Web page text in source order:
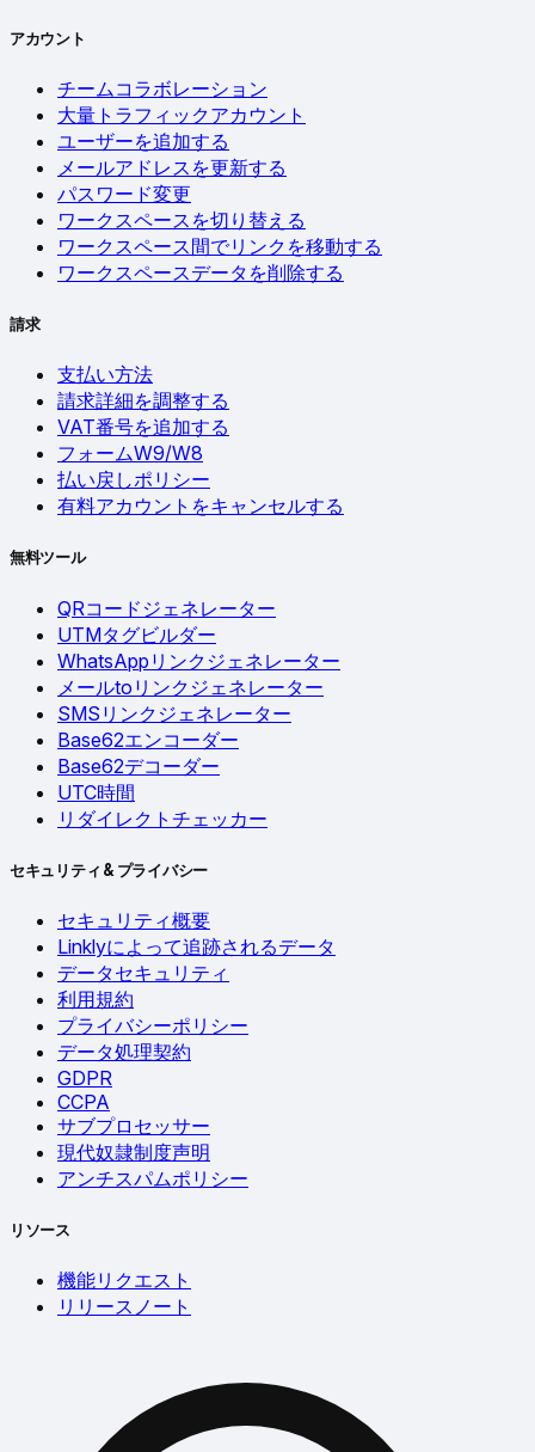
アカウント
チームコラボレーション
大量トラフィックアカウント
ユーザーを追加する
メールアドレスを更新する
パスワード変更
ワークスペースを切り替える
ワークスペース間でリンクを移動する
ワークスペースデータを削除する
請求
支払い方法
請求詳細を調整する
VAT番号を追加する
フォームW9/W8
払い戻しポリシー
有料アカウントをキャンセルする
無料ツール
QRコードジェネレーター
UTMタグビルダー
WhatsAppリンクジェネレーター
メールtoリンクジェネレーター
SMSリンクジェネレーター
Base62エンコーダー
Base62デコーダー
UTC時間
リダイレクトチェッカー
セキュリティ & プライバシー
セキュリティ概要
Linklyによって追跡されるデータ
データセキュリティ
利用規約
プライバシーポリシー
データ処理契約
GDPR
CCPA
サブプロセッサー
現代奴隷制度声明
アンチスパムポリシー
リソース
機能リクエスト
リリースノート